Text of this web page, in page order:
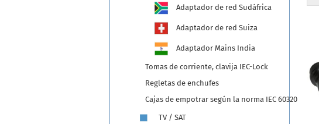
Adaptador de red Sudáfrica
Adaptador de red Suiza
Adaptador Mains India
Tomas de corriente, clavija IEC-Lock
Regletas de enchufes
Cajas de empotrar según la norma IEC 60320
TV / SAT